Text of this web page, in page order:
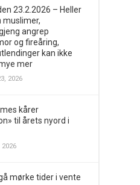
23.2.2026 – Heller
muslimer,
angrep
og fireåring,
kan ikke
mer
2026
kårer
til årets nyord i
2026
mørke tider i vente